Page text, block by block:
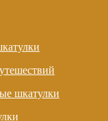
шкатулки